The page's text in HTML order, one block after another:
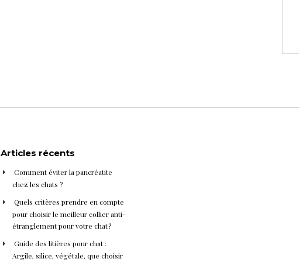
Articles récents
Comment éviter la pancréatite
chez les chats ?
Quels critères prendre en compte
pour choisir le meilleur collier anti-
étranglement pour votre chat ?
Guide des litières pour chat :
Argile, silice, végétale, que choisir